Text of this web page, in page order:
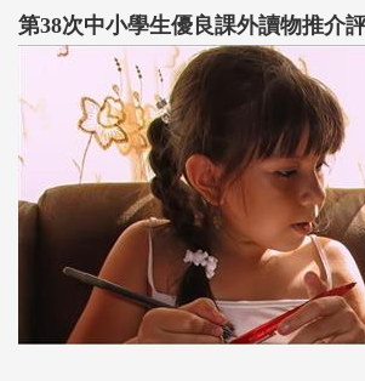
第38次中小學生優良課外讀物推介